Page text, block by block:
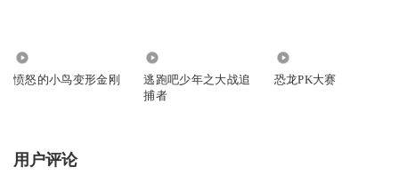
愤怒的小鸟变形金刚
逃跑吧少年之大战追
捕者
恐龙PK大赛
用户评论